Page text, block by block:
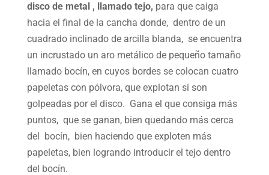
disco de metal , llamado tejo, para que caiga
hacia el final de la cancha donde, dentro de un
cuadrado inclinado de arcilla blanda, se encuentra
un incrustado un aro metálico de pequeño tamaño
llamado bocín, en cuyos bordes se colocan cuatro
papeletas con pólvora, que explotan si son
golpeadas por el disco. Gana el que consiga más
puntos, que se ganan, bien quedando más cerca
del bocín, bien haciendo que exploten más
papeletas, bien logrando introducir el tejo dentro
del bocín.